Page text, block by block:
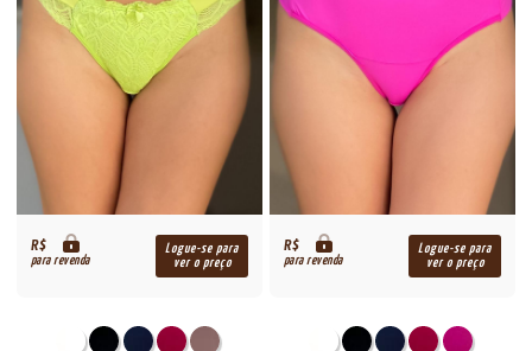
R$
para revenda
Logue-se para
ver o preço
R$
para revenda
Logue-se para
ver o preço